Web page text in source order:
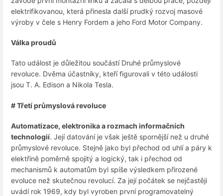
elektrifikovanou, která přinesla další prudký rozvoj masové
výroby v čele s Henry Fordem a jeho Ford Motor Company.
Válka proudů
Tato událost je důležitou součástí Druhé průmyslové
revoluce. Dvěma účastníky, kteří figurovali v této události
jsou T. A. Edison a Nikola Tesla.
# Třetí průmyslová revoluce
Automatizace, elektronika a rozmach informačních
technologií. Její datování je však ještě spornější než u druhé
průmyslové revoluce. Stejně jako byl přechod od uhlí a páry k
elektřině poměrně spojitý a logický, tak i přechod od
mechanismů k automatům byl spíše výsledkem přirozené
evoluce než skutečnou revolucí. Za její počátek se nejčastěji
uvádí rok 1969, kdy byl vyroben první programovatelný